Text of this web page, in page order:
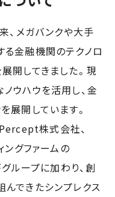
、メガバンクや大手
金融機関のテクノロ
開してきました。現
ウハウを活用し、金
展開しています。
株式会社、
グファームの
ープに加わり、創
できたシンプレクス